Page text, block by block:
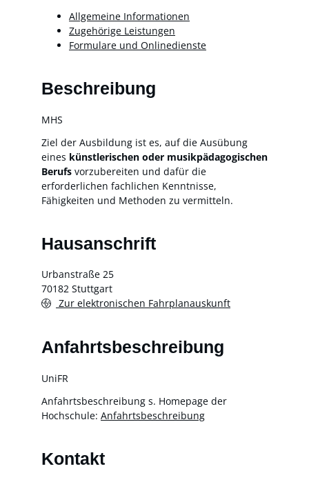
Allgemeine Informationen
Zugehörige Leistungen
Formulare und Onlinedienste
Beschreibung
MHS
Ziel der Ausbildung ist es, auf die Ausübung
eines künstlerischen oder musikpädagogischen
Berufs vorzubereiten und dafür die
erforderlichen fachlichen Kenntnisse,
Fähigkeiten und Methoden zu vermitteln.
Hausanschrift
Urbanstraße 25
70182 Stuttgart
Zur elektronischen Fahrplanauskunft
Anfahrtsbeschreibung
UniFR
Anfahrtsbeschreibung s. Homepage der
Hochschule: Anfahrtsbeschreibung
Kontakt